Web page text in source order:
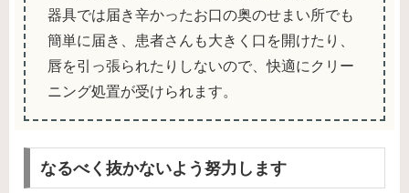
器具では届き辛かったお口の奥のせまい所でも
簡単に届き、患者さんも大きく口を開けたり、
唇を引っ張られたりしないので、快適にクリー
ニング処置が受けられます。
なるべく抜かないよう努力します